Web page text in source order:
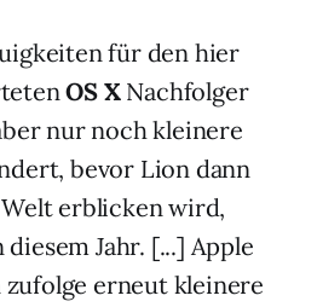
für den hier
OS XNachfolger
nur noch kleinere
bevor Lion dann
erblicken wird,
Jahr. [...] Apple
erneut kleinere